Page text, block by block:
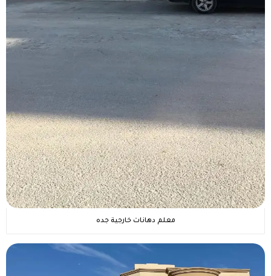
معلم دهانات خارجية جده